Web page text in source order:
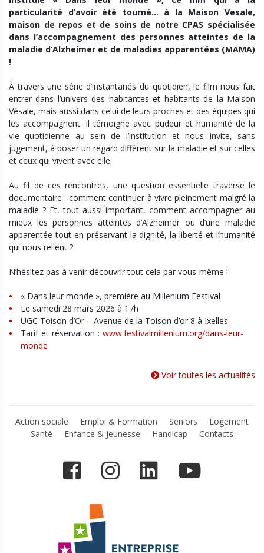
particularité d’avoir été tourné… à la Maison Vesale,
maison de repos et de soins de notre CPAS spécialisée
dans l’accompagnement des personnes atteintes de la
maladie d’Alzheimer et de maladies apparentées (MAMA)
!
À travers une série d’instantanés du quotidien, le film nous fait
entrer dans l’univers des habitantes et habitants de la Maison
Vésale, mais aussi dans celui de leurs proches et des équipes qui
les accompagnent. Il témoigne avec pudeur et humanité de la
vie quotidienne au sein de l’institution et nous invite, sans
jugement, à poser un regard différent sur la maladie et sur celles
et ceux qui vivent avec elle.
Au fil de ces rencontres, une question essentielle traverse le
documentaire : comment continuer à vivre pleinement malgré la
maladie ? Et, tout aussi important, comment accompagner au
mieux les personnes atteintes d’Alzheimer ou d’une maladie
apparentée tout en préservant la dignité, la liberté et l’humanité
qui nous relient ?
N’hésitez pas à venir découvrir tout cela par vous-même !
« Dans leur monde », première au Millenium Festival
Le samedi 28 mars 2026 à 17h
UGC Toison d’Or – Avenue de la Toison d’or 8 à Ixelles
Tarif et réservation : www.festivalmillenium.org/dans-leur-
monde
Voir toutes les actualités
Action sociale Emploi & Formation Seniors
Logement
Santé
Enfance & Jeunesse Handicap Contacts